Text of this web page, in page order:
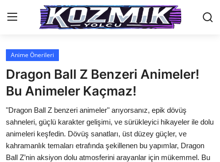
Anasayfa
Genel
İletişim
Anime Önerileri
Kore Dünyası
Anime Önerileri
Dragon Ball Z Benzeri Animeler!
Bu Animeler Kaçmaz!
"Dragon Ball Z benzeri animeler" arıyorsanız, epik dövüş
sahneleri, güçlü karakter gelişimi, ve sürükleyici hikayeler ile dolu
animeleri keşfedin. Dövüş sanatları, üst düzey güçler, ve
kahramanlık temaları etrafında şekillenen bu yapımlar, Dragon
Ball Z’nin aksiyon dolu atmosferini arayanlar için mükemmel. Bu